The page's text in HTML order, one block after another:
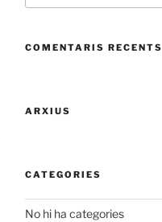
COMENTARIS RECENTS
ARXIUS
CATEGORIES
No hi ha categories